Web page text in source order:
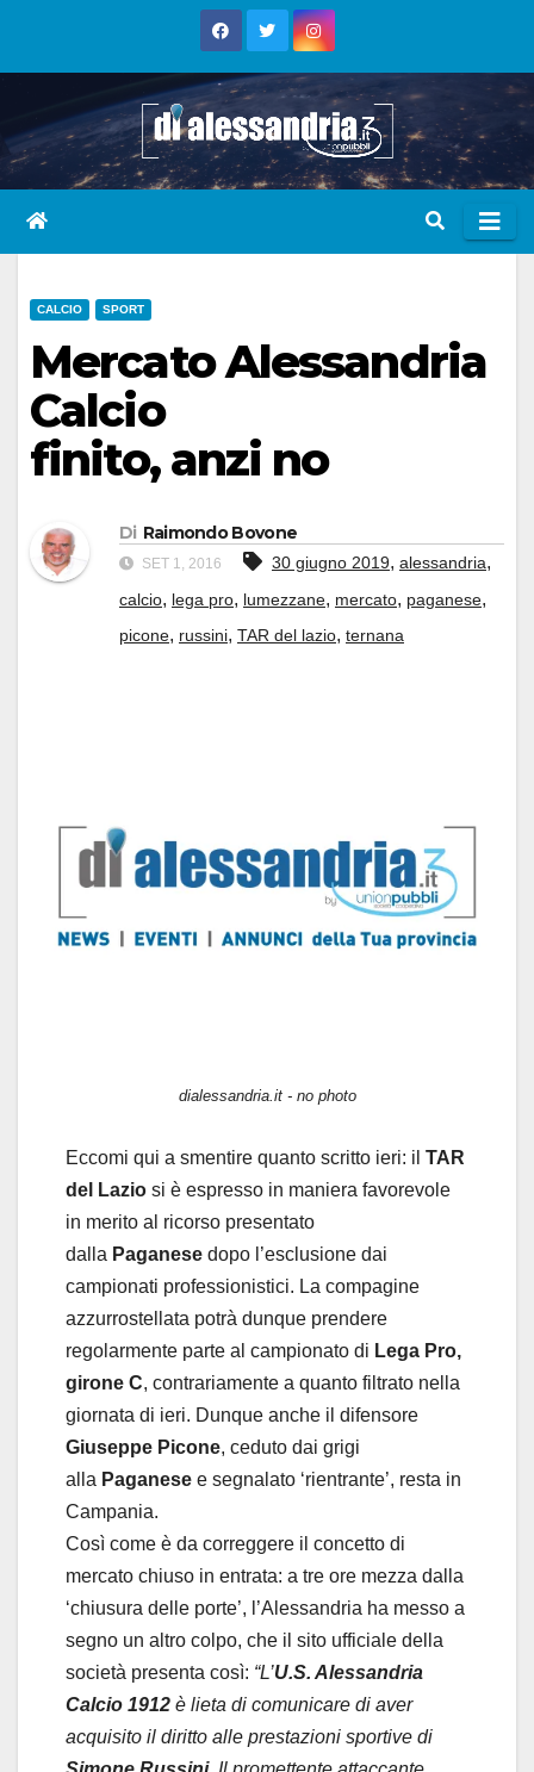
CALCIO SPORT
Mercato Alessandria
Calcio
finito, anzi no
Di Raimondo Bovone
SET 1, 2016 30 giugno 2019, alessandria,
calcio, lega pro, lumezzane, mercato, paganese,
picone, russini, TAR del lazio, ternana
dialessandria.it - no photo
Eccomi qui a smentire quanto scritto ieri: il TAR
del Lazio si è espresso in maniera favorevole
in merito al ricorso presentato
dalla Paganese dopo l’esclusione dai
campionati professionistici. La compagine
azzurrostellata potrà dunque prendere
regolarmente parte al campionato di Lega Pro,
girone C, contrariamente a quanto filtrato nella
giornata di ieri. Dunque anche il difensore
Giuseppe Picone, ceduto dai grigi
alla Paganese e segnalato ‘rientrante’, resta in
Campania.
Così come è da correggere il concetto di
mercato chiuso in entrata: a tre ore mezza dalla
‘chiusura delle porte’, l’Alessandria ha messo a
segno un altro colpo, che il sito ufficiale della
società presenta così: “L’U.S. Alessandria
Calcio 1912 è lieta di comunicare di aver
acquisito il diritto alle prestazioni sportive di